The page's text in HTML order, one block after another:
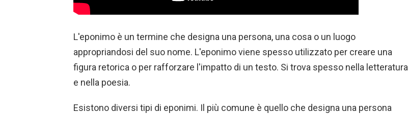
L'eponimo è un termine che designa una persona, una cosa o un luogo
appropriandosi del suo nome. L'eponimo viene spesso utilizzato per creare una
figura retorica o per rafforzare l'impatto di un testo. Si trova spesso nella letteratura
e nella poesia.
Esistono diversi tipi di eponimi. Il più comune è quello che designa una persona